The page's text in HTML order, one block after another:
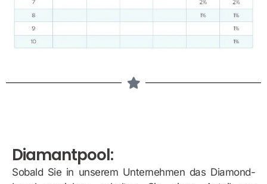
Diamantpool:
Sobald Sie in unserem Unternehmen das Diamond-